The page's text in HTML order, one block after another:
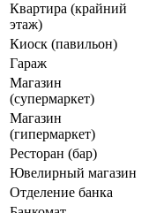
Квартира (крайний
этаж)
Киоск (павильон)
Гараж
Магазин
(супермаркет)
Магазин
(гипермаркет)
Ресторан (бар)
Ювелирный магазин
Отделение банка